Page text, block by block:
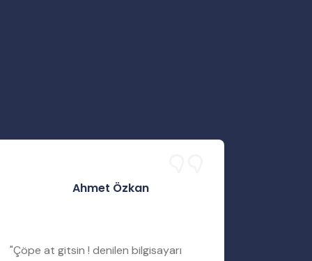
Ahmet Özkan
"Çöpe at gitsin ! denilen bilgisayarı